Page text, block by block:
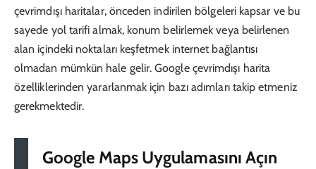
çevrimdışı haritalar, önceden indirilen bölgeleri kapsar ve bu
sayede yol tarifi almak, konum belirlemek veya belirlenen
alan içindeki noktaları keşfetmek internet bağlantısı
olmadan mümkün hale gelir. Google çevrimdışı harita
özelliklerinden yararlanmak için bazı adımları takip etmeniz
gerekmektedir.
Google Maps Uygulamasını Açın